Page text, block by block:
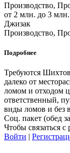
Производство,
от 2 млн. до 3 млн.
Джизак
Производство,
Подробнее
Требуются
далеко от
ломом и отходом
ответственный,
виды ломов и без
Соц. пакет (обед
Чтобы связаться
Войти |